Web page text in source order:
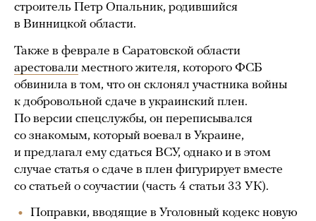
строитель Петр Опальник, родившийся
в Винницкой области.
Также в феврале в Саратовской области
арестовали местного жителя, которого ФСБ
обвинила в том, что он склонял участника войны
к добровольной сдаче в украинский плен.
По версии спецслужбы, он переписывался
со знакомым, который воевал в Украине,
и предлагал ему сдаться ВСУ, однако и в этом
случае статья о сдаче в плен фигурирует вместе
со статьей о соучастии (часть 4 статьи 33 УК).
Поправки, вводящие в Уголовный кодекс новую